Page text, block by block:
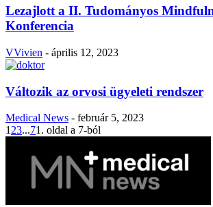
Lezajlott a II. Tudományos
Konferencia
VVivien - április 12, 2023
Változik az orvosi ügyeleti rendszer
Medical News - február 5, 2023
1 23...71. oldal a 7-ból